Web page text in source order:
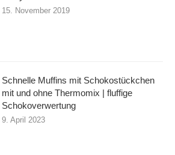
15. November 2019
Schnelle Muffins mit Schokostückchen
mit und ohne Thermomix | fluffige
Schokoverwertung
9. April 2023